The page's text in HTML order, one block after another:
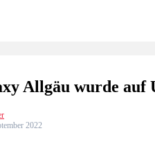
Allgäu wurde auf
2022